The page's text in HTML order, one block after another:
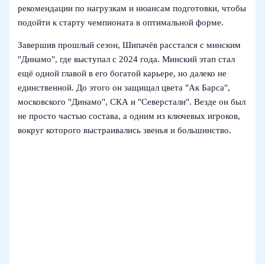
рекомендации по нагрузкам и нюансам подготовки, чтобы
подойти к старту чемпионата в оптимальной форме.
Завершив прошлый сезон, Шипачёв расстался с минским
"Динамо", где выступал с 2024 года. Минский этап стал
ещё одной главой в его богатой карьере, но далеко не
единственной. До этого он защищал цвета "Ак Барса",
московского "Динамо", СКА и "Северстали". Везде он был
не просто частью состава, а одним из ключевых игроков,
вокруг которого выстраивались звенья и большинство.